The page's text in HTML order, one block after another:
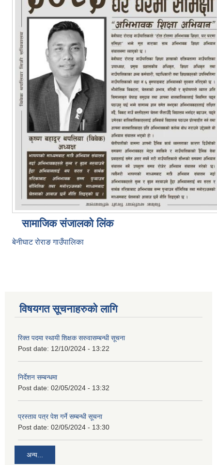
सामाजिक संजालको लिंक
बेनीघाट रोराङ गाउँपालिका
विषयगत सूचनाहरुको लागि
रिक्त पदमा स्थायी शिक्षक सरुवासम्बन्धी सूचना
Post date: 12/10/2024 - 13:22
निर्देशन सम्बन्धमा
Post date: 02/05/2024 - 13:32
प्रस्ताव पत्र पेश गर्ने सम्बन्धी सूचना
Post date: 02/05/2024 - 13:30
अन्य...